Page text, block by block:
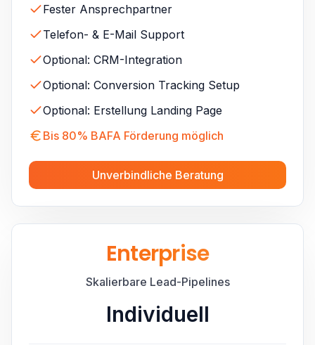
Fester Ansprechpartner
Telefon- & E-Mail Support
Optional: CRM-Integration
Optional: Conversion Tracking Setup
Optional: Erstellung Landing Page
Bis 80% BAFA Förderung möglich
Unverbindliche Beratung
Enterprise
Skalierbare Lead-Pipelines
Individuell